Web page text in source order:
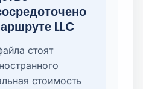
LLC
стоят
стоимость